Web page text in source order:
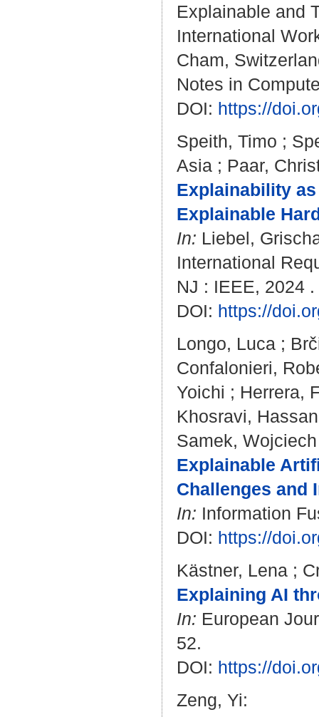
Explainable and
International
Cham,
Notes in
DOI: https://
Speith, Timo ;
Asia ; Paar,
Explainability
Explainable
In: Liebel,
International
NJ : IEEE, 2024
DOI: https://
Longo, Luca ;
Confalonieri,
Yoichi ; Herrera,
Khosravi, Hassan
Samek, Wojciech
Explainable
Challenges and
In: Information
DOI: https://
Kästner, Lena ;
Explaining AI
In: European
52.
DOI: https://
Zeng, Yi: